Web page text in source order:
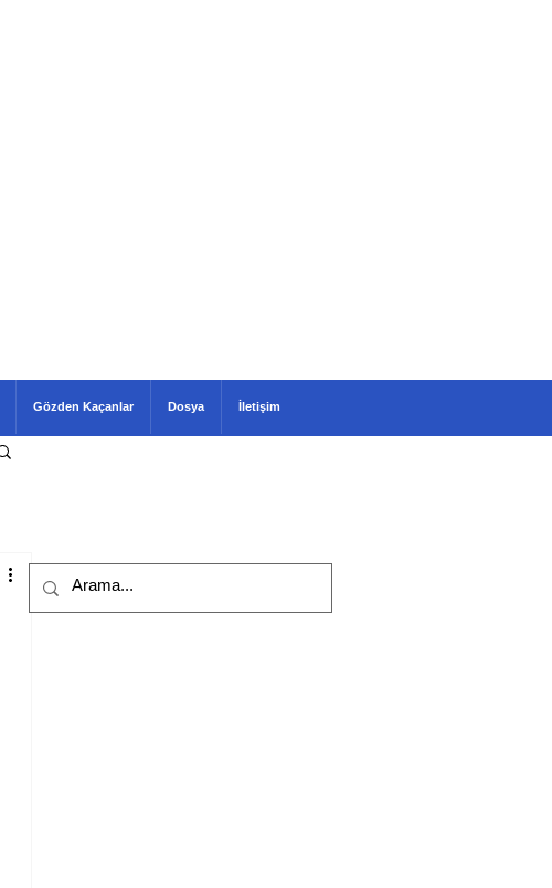
Gözden Kaçanlar Dosya İletişim